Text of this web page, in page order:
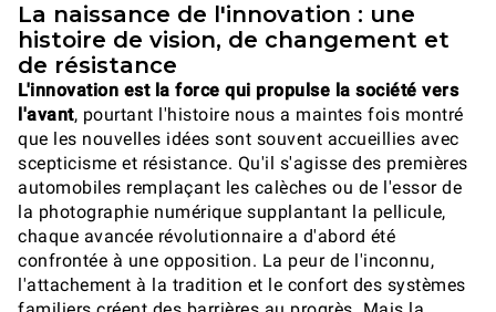
La naissance de l'innovation : une
histoire de vision, de changement et
de résistance
L'innovation est la force qui propulse la société vers
l'avant, pourtant l'histoire nous a maintes fois montré
que les nouvelles idées sont souvent accueillies avec
scepticisme et résistance. Qu'il s'agisse des premières
automobiles remplaçant les calèches ou de l'essor de
la photographie numérique supplantant la pellicule,
chaque avancée révolutionnaire a d'abord été
confrontée à une opposition. La peur de l'inconnu,
l'attachement à la tradition et le confort des systèmes